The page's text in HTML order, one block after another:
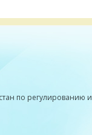
по регулированию и